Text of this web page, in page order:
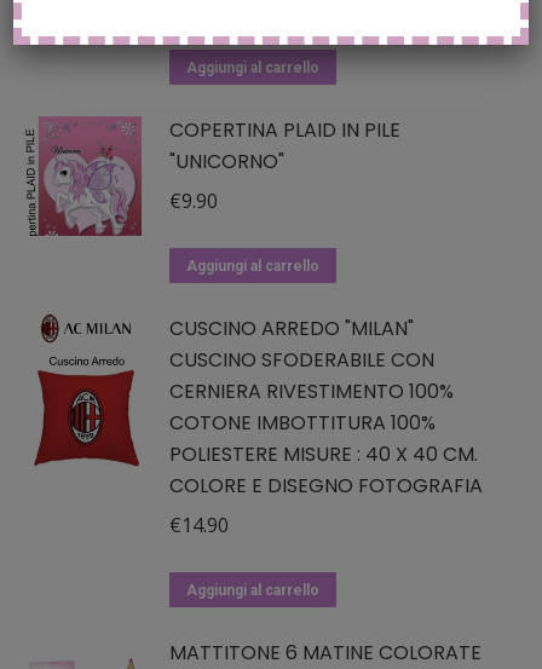
Aggiungi al carrello
COPERTINA PLAID IN PILE
"UNICORNO"
€9.90
Aggiungi al carrello
CUSCINO ARREDO "MILAN"
CUSCINO SFODERABILE CON
CERNIERA RIVESTIMENTO 100%
COTONE IMBOTTITURA 100%
POLIESTERE MISURE : 40 X 40 CM.
COLORE E DISEGNO FOTOGRAFIA
€14.90
Aggiungi al carrello
MATTITONE 6 MATINE COLORATE